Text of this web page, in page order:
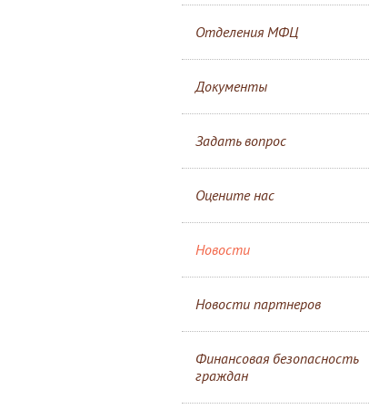
Отделения МФЦ
Документы
Задать вопрос
Оцените нас
Новости
Новости партнеров
Финансовая безопасность
граждан